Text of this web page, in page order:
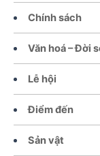
Chính sách
Văn hoá – Đời
Lễ hội
Điểm đến
Sản vật